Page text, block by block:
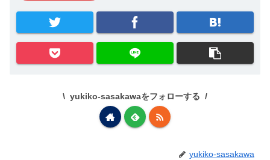
yukiko-sasakawaをフォローする
yukiko-sasakawa